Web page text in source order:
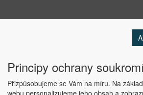
Principy ochrany
Přizpůsobujeme se Vám na míru. Na
webu personalizujeme jeho obsah a